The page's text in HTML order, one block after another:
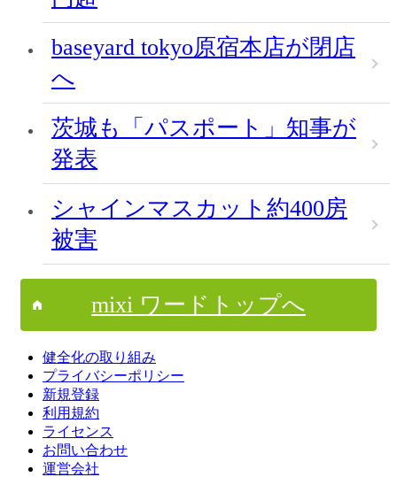
baseyard tokyo原宿本店が閉店
へ
茨城も「パスポート」知事が
発表
シャインマスカット約400房
被害
mixi ワードトップへ
健全化の取り組み
プライバシーポリシー
新規登録
利用規約
ライセンス
お問い合わせ
運営会社